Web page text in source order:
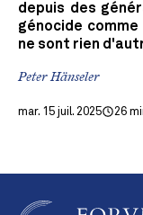
depuis des
génocide
ne sont rien
Peter Hänseler
mar. 15 juil. 2025 26